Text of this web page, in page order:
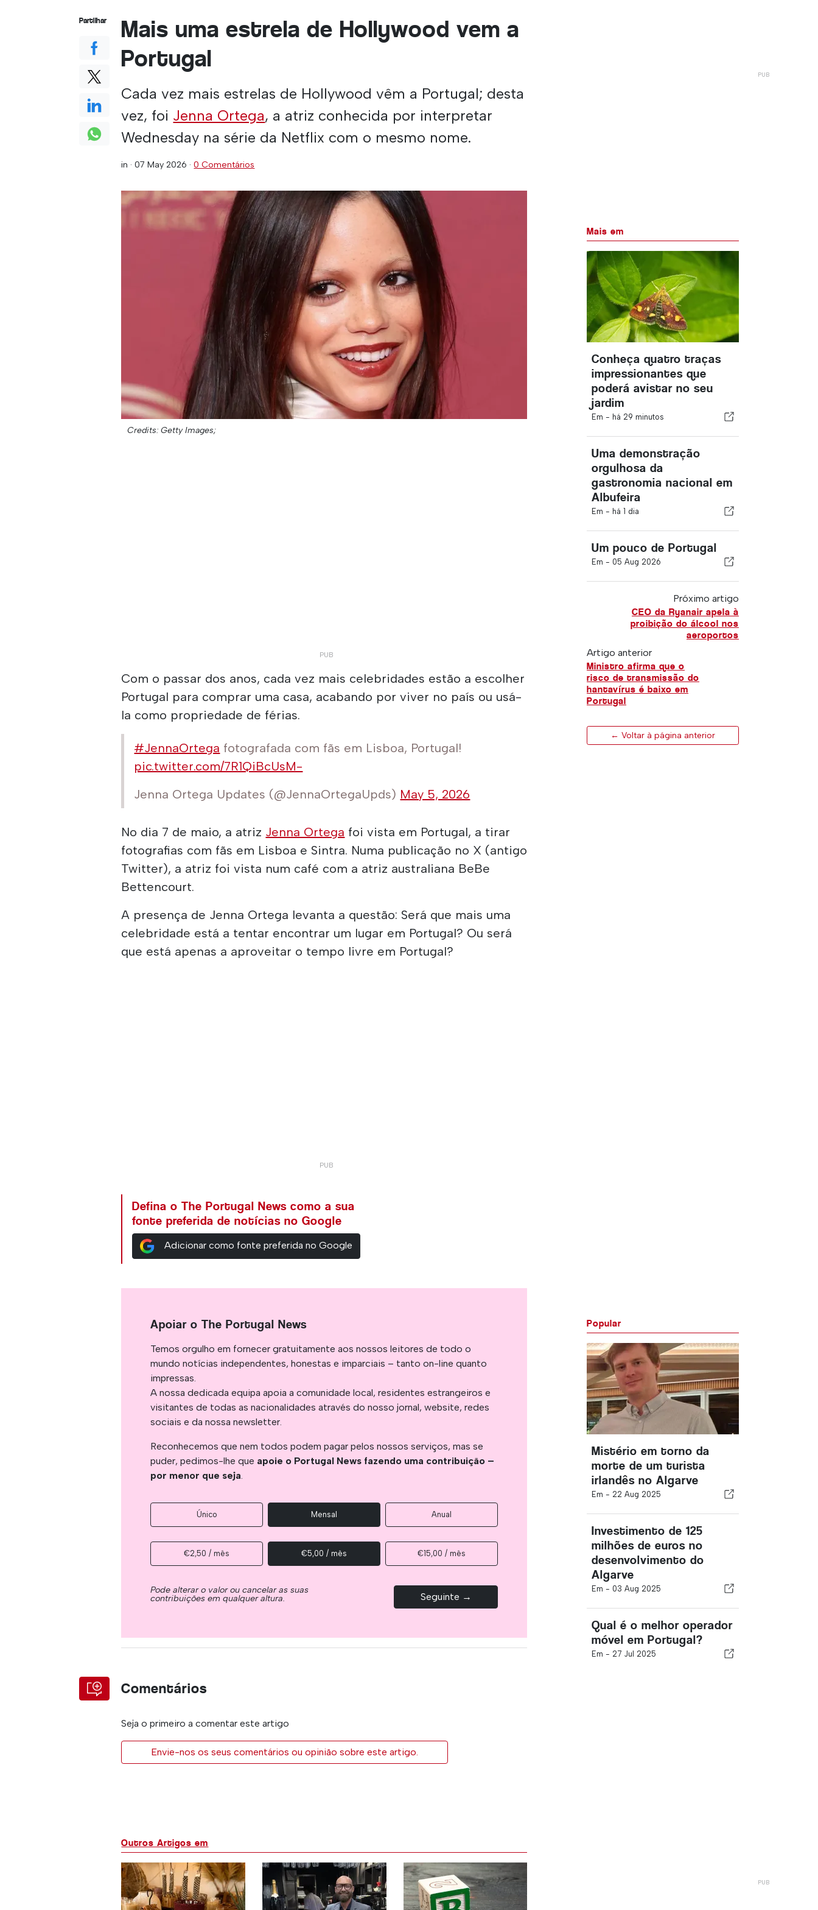
Mais uma estrela de Hollywood vem a
Portugal
Cada vez mais estrelas de Hollywood vêm a Portugal; desta
vez, foi Jenna Ortega, a atriz conhecida por interpretar
Wednesday na série da Netflix com o mesmo nome.
in ·07 May 2026 ·0 Comentários
Credits: Getty Images;
Com o passar dos anos, cada vez mais celebridades estão a escolher
Portugal para comprar uma casa, acabando por viver no país ou usá-
la como propriedade de férias.
#JennaOrtega fotografada com fãs em Lisboa, Portugal!
pic.twitter.com/7R1QiBcUsM-
Jenna Ortega Updates (@JennaOrtegaUpds) May 5, 2026
No dia 7 de maio, a atriz Jenna Ortega foi vista em Portugal, a tirar
fotografias com fãs em Lisboa e Sintra. Numa publicação no X (antigo
Twitter), a atriz foi vista num café com a atriz australiana BeBe
Bettencourt.
A presença de Jenna Ortega levanta a questão: Será que mais uma
celebridade está a tentar encontrar um lugar em Portugal? Ou será
que está apenas a aproveitar o tempo livre em Portugal?
Defina o The Portugal News como a sua
fonte preferida de notícias no Google
Adicionar como fonte preferida no Google
Partilhar
Mais em
Conheça quatro traças
impressionantes que
poderá avistar no seu
jardim
Em - há 29 minutos
Uma demonstração
orgulhosa da
gastronomia nacional em
Albufeira
Em - há 1 dia
Um pouco de Portugal
Em - 05 Aug 2026
Próximo artigo
CEO da Ryanair apela à
proibição do álcool nos
aeroportos
Artigo anterior
Ministro afirma que o
risco de transmissão do
hantavírus é baixo em
Portugal
← Voltar à página anterior
Apoiar o The Portugal News
Temos orgulho em fornecer gratuitamente aos nossos leitores de todo o
mundo notícias independentes, honestas e imparciais – tanto on-line quanto
impressas.
A nossa dedicada equipa apoia a comunidade local, residentes estrangeiros e
visitantes de todas as nacionalidades através do nosso jornal, website, redes
sociais e da nossa newsletter.
Reconhecemos que nem todos podem pagar pelos nossos serviços, mas se
puder, pedimos-lhe que apoie o Portugal News fazendo uma contribuição –
por menor que seja.
Único Mensal Anual
€2,50 / mês €5,00 / mês €15,00 / mês
Pode alterar o valor ou cancelar as suas
contribuições em qualquer altura. Seguinte →
Comentários
Seja o primeiro a comentar este artigo
Envie-nos os seus comentários ou opinião sobre este artigo.
Popular
Mistério em torno da
morte de um turista
irlandês no Algarve
Em - 22 Aug 2025
Investimento de 125
milhões de euros no
desenvolvimento do
Algarve
Em - 03 Aug 2025
Qual é o melhor operador
móvel em Portugal?
Em - 27 Jul 2025
Outros Artigos em